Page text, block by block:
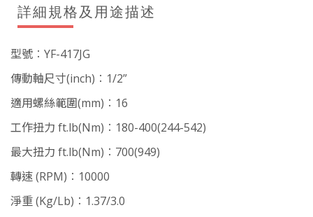
詳細規格及用途描述
型號︰YF-417JG
傳動軸尺寸(inch)︰1/2”
適用螺絲範圍(mm)︰16
工作扭力 ft.lb(Nm)︰180-400(244-542)
最大扭力 ft.lb(Nm)︰700(949)
轉速 (RPM)︰10000
淨重 (Kg/Lb)︰1.37/3.0